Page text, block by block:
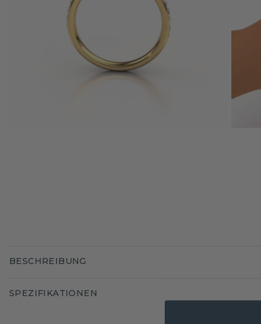
BESCHREIBUNG
SPEZIFIKATIONEN